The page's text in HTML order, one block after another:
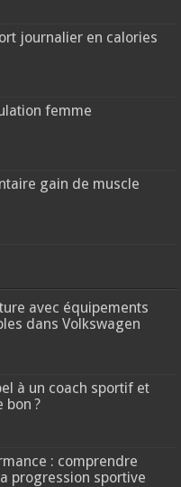
journalier en calories
femme
gain de muscle
avec équipements
dans Volkswagen
à un coach sportif et
bon ?
: comprendre
progression sportive